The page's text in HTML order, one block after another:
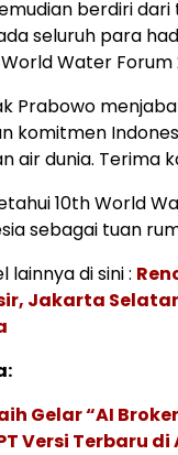
berdiri
seluruh para
Water Forum
Prabowo
komitmen
air dunia. Terima
10th World
sebagai tuan
lainnya di sini :
Jakarta
Gelar “AI
Versi Terbaru di